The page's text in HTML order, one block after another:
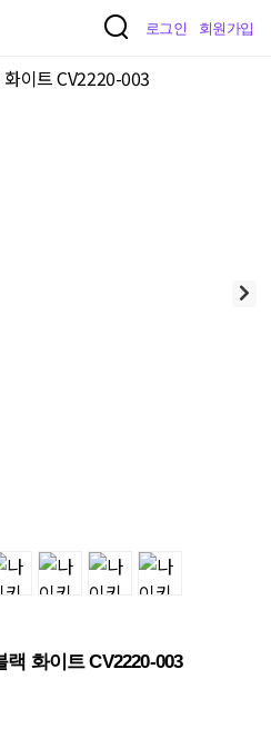
로그인 회원가입
화이트 CV2220-003